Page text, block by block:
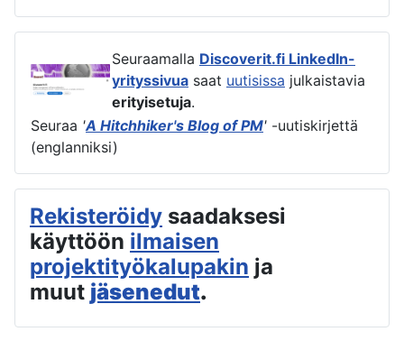
Seuraamalla Discoverit.fi LinkedIn-
yrityssivua saat uutisissa julkaistavia
erityisetuja.
Seuraa 'A Hitchhiker's Blog of PM' -uutiskirjettä
(englanniksi)
Rekisteröidy saadaksesi
käyttöön ilmaisen
projektityökalupakin ja
muut jäsenedut.